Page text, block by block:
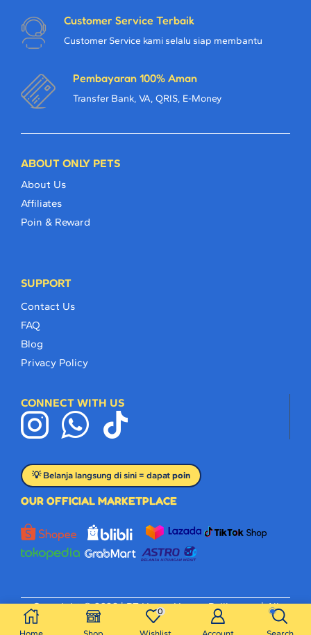
Customer Service Terbaik
Customer Service kami selalu siap membantu
Pembayaran 100% Aman
Transfer Bank, VA, QRIS, E-Money
ABOUT ONLY PETS
About Us
Affiliates
Poin & Reward
SUPPORT
Contact Us
FAQ
Blog
Privacy Policy
CONNECT WITH US
💡 Belanja langsung di sini = dapat poin
OUR OFFICIAL MARKETPLACE
Copyright © 2026 |PT Hanya Hewan Peliharaan| All
Right Reserved.
0